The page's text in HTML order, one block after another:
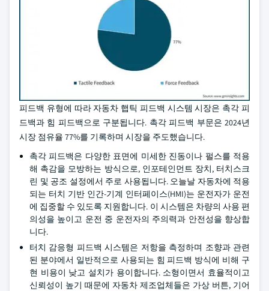
피드백 유형에 따라 자동차 햅틱 피드백 시스템 시장은 촉각 피
드백과 힘 피드백으로 구분됩니다. 촉각 피드백 부문은 2024년
시장 점유율 77%를 기록하며 시장을 주도했습니다.
촉각 피드백은 다양한 표면에 미세한 진동이나 펄스를 적용
해 촉감을 모방하는 방식으로, 인포테인먼트 장치, 터치스크
린 및 공조 설정에서 주로 사용됩니다. 오늘날 자동차에 적용
되는 터치 기반 인간-기계 인터페이스(HMI)는 운전자가 운전
에 집중할 수 있도록 지원합니다. 이 시스템은 차량의 사용 편
의성을 높이고 운전 중 운전자의 주의력과 안전성을 향상합
니다.
터치 감응형 피드백 시스템은 저항을 측정하며 조향과 관련
된 분야에서 일반적으로 사용되는 힘 피드백 방식에 비해 구
현 비용이 낮고 설치가 용이합니다. 소형이면서 효율적이고
신뢰성이 높기 때문에 자동차 제조업체들은 가상 버튼, 기어